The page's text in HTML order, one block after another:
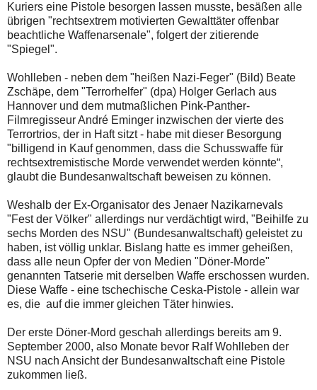
Kuriers eine Pistole besorgen lassen musste, besäßen alle
übrigen "rechtsextrem motivierten Gewalttäter offenbar
beachtliche Waffenarsenale", folgert der zitierende
"Spiegel".
Wohlleben - neben dem "heißen Nazi-Feger" (Bild) Beate
Zschäpe, dem "Terrorhelfer" (dpa) Holger Gerlach aus
Hannover und dem mutmaßlichen Pink-Panther-
Filmregisseur André Eminger inzwischen der vierte des
Terrortrios, der in Haft sitzt - habe mit dieser Besorgung
"billigend in Kauf genommen, dass die Schusswaffe für
rechtsextremistische Morde verwendet werden könnte“,
glaubt die Bundesanwaltschaft beweisen zu können.
Weshalb der Ex-Organisator des Jenaer Nazikarnevals
"Fest der Völker" allerdings nur verdächtigt wird, "Beihilfe zu
sechs Morden des NSU" (Bundesanwaltschaft) geleistet zu
haben, ist völlig unklar. Bislang hatte es immer geheißen,
dass alle neun Opfer der von Medien "Döner-Morde"
genannten Tatserie mit derselben Waffe erschossen wurden.
Diese Waffe - eine tschechische Ceska-Pistole - allein war
es, die auf die immer gleichen Täter hinwies.
Der erste Döner-Mord geschah allerdings bereits am 9.
September 2000, also Monate bevor Ralf Wohlleben der
NSU nach Ansicht der Bundesanwaltschaft eine Pistole
zukommen ließ.